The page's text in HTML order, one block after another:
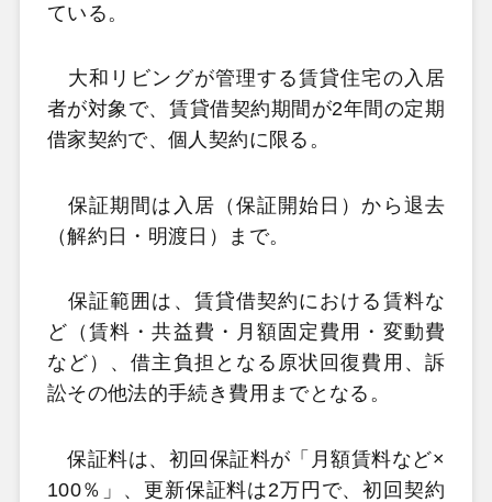
ている。
大和リビングが管理する賃貸住宅の入居
者が対象で、賃貸借契約期間が2年間の定期
借家契約で、個人契約に限る。
保証期間は入居（保証開始日）から退去
（解約日・明渡日）まで。
保証範囲は、賃貸借契約における賃料な
ど（賃料・共益費・月額固定費用・変動費
など）、借主負担となる原状回復費用、訴
訟その他法的手続き費用までとなる。
保証料は、初回保証料が「月額賃料など×
100％」、更新保証料は2万円で、初回契約